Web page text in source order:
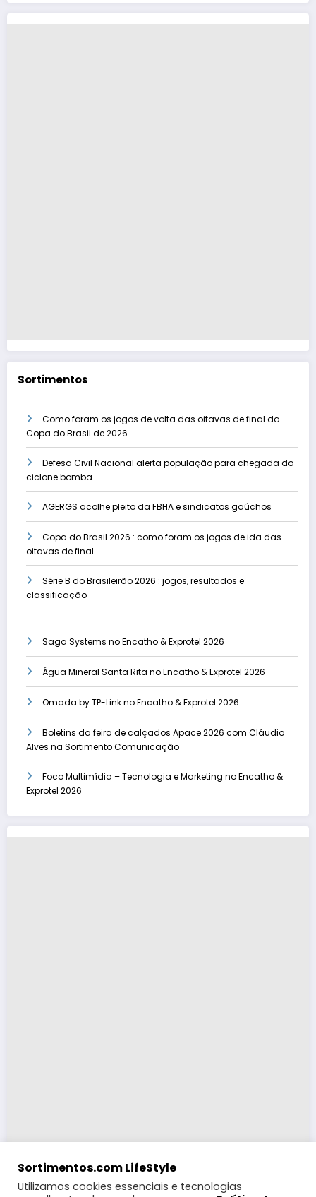
Sortimentos
Como foram os jogos de volta das oitavas de final da
Copa do Brasil de 2026
Defesa Civil Nacional alerta população para chegada do
ciclone bomba
AGERGS acolhe pleito da FBHA e sindicatos gaúchos
Copa do Brasil 2026 : como foram os jogos de ida das
oitavas de final
Série B do Brasileirão 2026 : jogos, resultados e
classificação
Saga Systems no Encatho & Exprotel 2026
Água Mineral Santa Rita no Encatho & Exprotel 2026
Omada by TP-Link no Encatho & Exprotel 2026
Boletins da feira de calçados Apace 2026 com Cláudio
Alves na Sortimento Comunicação
Foco Multimídia – Tecnologia e Marketing no Encatho &
Exprotel 2026
Sortimentos.com LifeStyle
Utilizamos cookies essenciais e tecnologias